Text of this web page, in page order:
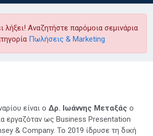
λήξει! Αναζητήστε παρόμοια σεμινάρια
Πωλήσεις & Marketing
είναι ο Δρ. Ιωάννης Μεταξάς ο
εργαζόταν ως Business Presentation
& Company. Το 2019 ίδρυσε τη δική